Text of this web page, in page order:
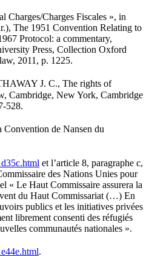
Charges Fiscales », in
The 1951 Convention Relating to
Protocol: a commentary,
Press, Collection Oxford
2011, p. 1225.
J. C., The rights of
Cambridge, New York, Cambridge
528.
Convention de Nansen du
et l’article 8, paragraphe c,
des Nations Unies pour
« Le Haut Commissaire assurera la
du Haut Commissariat (…) En
publics et les initiatives privées
librement consenti des réfugiés
communautés nationales ».
.